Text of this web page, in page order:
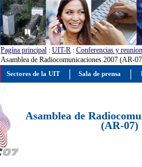
Pagína principal : UIT-R : Conferencias y
Asamblea de Radiocomunicaciones 2007 (AR-
Asamblea de
(AR-07)
Sectores de la UIT Sala de prensa